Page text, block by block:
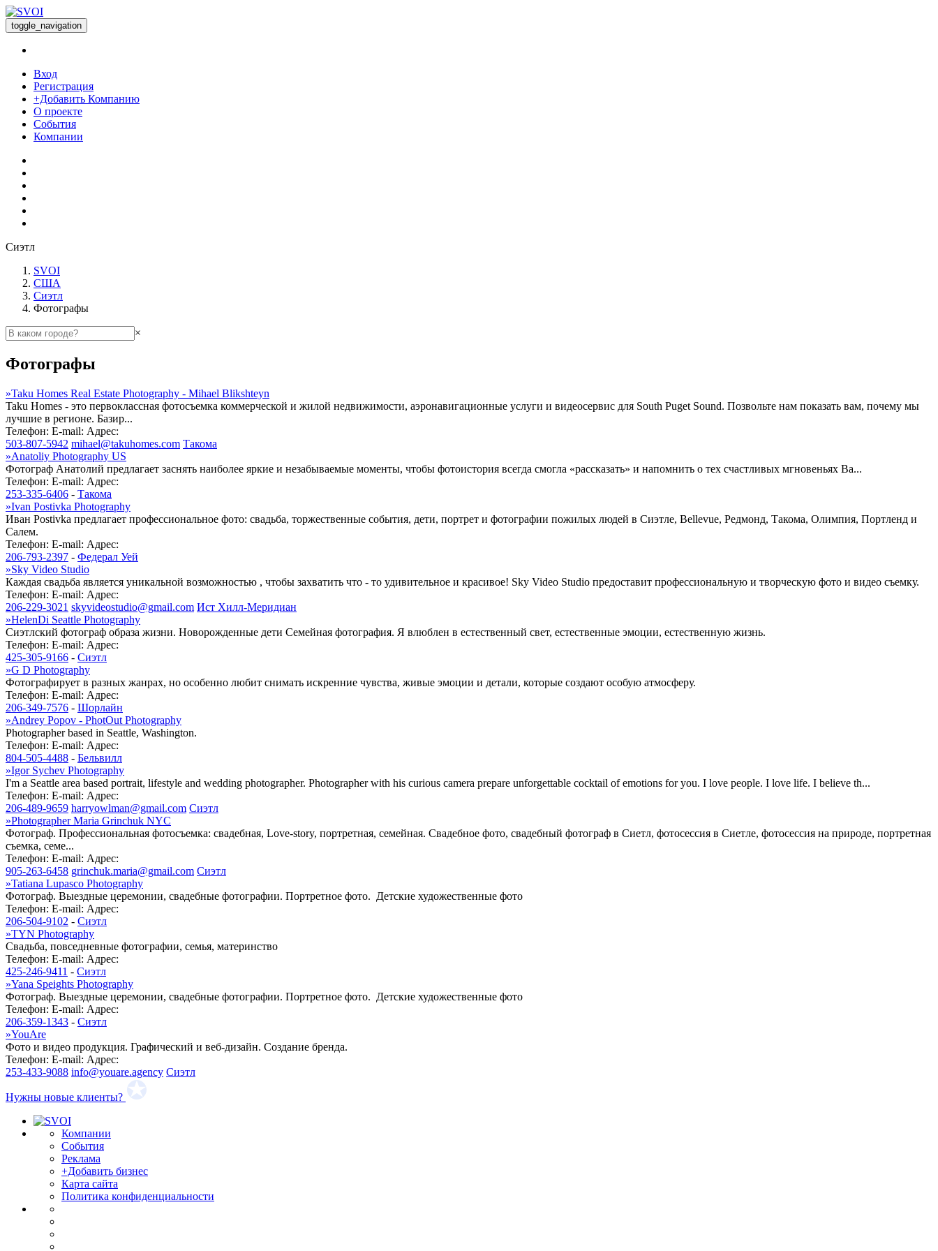
toggle_navigation
Вход
Регистрация
+Добавить Компанию
О проекте
События
Компании
Сиэтл
SVOI
США
Сиэтл
Фотографы
×
Фотографы
»Taku Homes Real Estate Photography - Mihael Blikshteyn
Taku Homes - это первоклассная фотосъемка коммерческой и жилой недвижимости, аэронавигационные услуги и видеосервис для South Puget Sound. Позвольте нам показать вам, почему мы
лучшие в регионе. Базир...
Телефон: E-mail: Адрес:
503-807-5942 mihael@takuhomes.com Такома
»Anatoliy Photography US
Фотограф Анатолий предлагает заснять наиболее яркие и незабываемые моменты, чтобы фотоистория всегда смогла «рассказать» и напомнить о тех счастливых мгновеньях Ва...
Телефон: E-mail: Адрес:
253-335-6406 - Такома
»Ivan Postivka Photography
Иван Postivka предлагает профессиональное фото: свадьба, торжественные события, дети, портрет и фотографии пожилых людей в Сиэтле, Bellevue, Редмонд, Такома, Олимпия, Портленд и
Салем.
Телефон: E-mail: Адрес:
206-793-2397 - Федерал Уей
»Sky Video Studio
Каждая свадьба является уникальной возможностью , чтобы захватить что - то удивительное и красивое! Sky Video Studio предоставит профессиональную и творческую фото и видео съемку.
Телефон: E-mail: Адрес:
206-229-3021 skyvideostudio@gmail.com Ист Хилл-Меридиан
»HelenDi Seattle Photography
Сиэтлский фотограф образа жизни. Новорожденные дети Семейная фотография. Я влюблен в естественный свет, естественные эмоции, естественную жизнь.
Телефон: E-mail: Адрес:
425-305-9166 - Сиэтл
»G D Photography
Фотографирует в разных жанрах, но особенно любит снимать искренние чувства, живые эмоции и детали, которые создают особую атмосферу.
Телефон: E-mail: Адрес:
206-349-7576 - Шорлайн
»Andrey Popov - PhotOut Photography
Photographer based in Seattle, Washington.
Телефон: E-mail: Адрес:
804-505-4488 - Бельвилл
»Igor Sychev Photography
I'm a Seattle area based portrait, lifestyle and wedding photographer. Photographer with his curious camera prepare unforgettable cocktail of emotions for you. I love people. I love life. I believe th...
Телефон: E-mail: Адрес:
206-489-9659 harryowlman@gmail.com Сиэтл
»Photographer Maria Grinchuk NYC
Фотограф. Профессиональная фотосъемка: свадебная, Love-story, портретная, семейная. Свадебное фото, свадебный фотограф в Сиетл, фотосессия в Сиетле, фотосессия на природе, портретная
съемка, семе...
Телефон: E-mail: Адрес:
905-263-6458 grinchuk.maria@gmail.com Сиэтл
»Tatiana Lupasco Photography
Фотограф. Выездные церемонии, свадебные фотографии. Портретное фото. Детские художественные фото
Телефон: E-mail: Адрес:
206-504-9102 - Сиэтл
»TYN Photography
Свадьба, повседневные фотографии, семья, материнство
Телефон: E-mail: Адрес:
425-246-9411 - Сиэтл
»Yana Speights Photography
Фотограф. Выездные церемонии, свадебные фотографии. Портретное фото. Детские художественные фото
Телефон: E-mail: Адрес:
206-359-1343 - Сиэтл
»YouAre
Фото и видео продукция. Графический и веб-дизайн. Создание бренда.
Телефон: E-mail: Адрес:
253-433-9088 info@youare.agency Сиэтл
Нужны новые клиенты?
Компании
События
Реклама
+Добавить бизнес
Карта сайта
Политика конфиденциальности